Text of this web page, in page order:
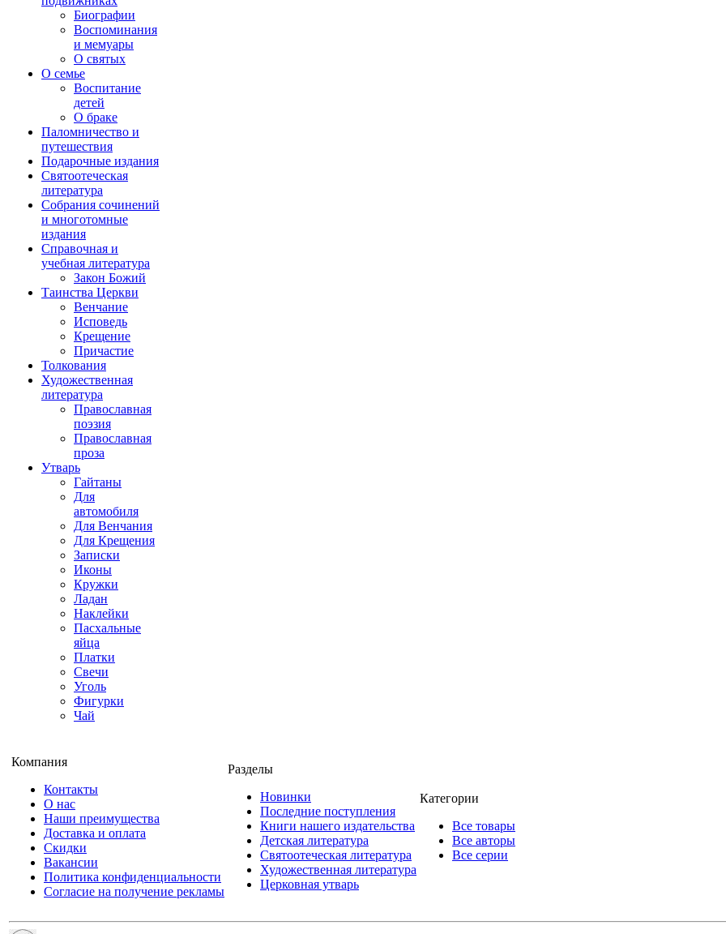
Биографии
Воспоминания
и мемуары
О святых
О семье
Воспитание
детей
О браке
Паломничество и
путешествия
Подарочные издания
Святоотеческая
литература
Собрания сочинений
и многотомные
издания
Справочная и
учебная литература
Закон Божий
Таинства Церкви
Венчание
Исповедь
Крещение
Причастие
Толкования
Художественная
литература
Православная
поэзия
Православная
проза
Утварь
Гайтаны
Для
автомобиля
Для Венчания
Для Крещения
Записки
Иконы
Кружки
Ладан
Наклейки
Пасхальные
яйца
Платки
Свечи
Уголь
Фигурки
Чай
Компания
Контакты
О нас
Наши преимущества
Доставка и оплата
Скидки
Вакансии
Политика конфиденциальности
Согласие на получение рекламы
Разделы
Новинки
Последние поступления
Книги нашего издательства
Детская литература
Святоотеческая литература
Художественная литература
Церковная утварь
Категории
Все товары
Все авторы
Все серии